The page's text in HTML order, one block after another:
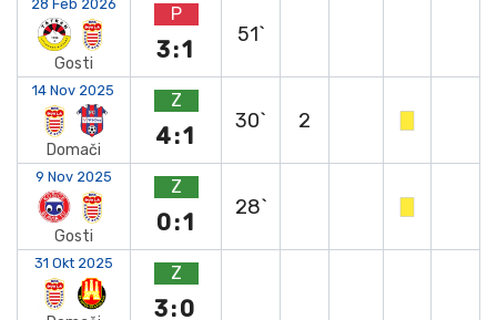
28 Feb 2026
Gosti
P
3:1
51`
14 Nov 2025
Domači
Z
4:1
30` 2
9 Nov 2025
Gosti
Z
0:1
28`
31 Okt 2025 Z
3:0